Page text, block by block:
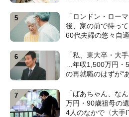
「ロンドン・ロー
後、家の前で待っ
60代夫婦の悠々自
「私、東大卒・大
…年収1,500万円・
の再就職のはずが“
【CFPの助言】
「ばあちゃん、な
万円・90歳祖母の
4人のなかで〈大手